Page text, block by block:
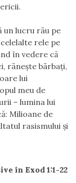
un lucru rãu pe
rele pe
în vedere că
rãneşte bãrbaţi,
lui
meu de
– lumina lui
Milioane de
rasismului şi
în Exod 1:1-22